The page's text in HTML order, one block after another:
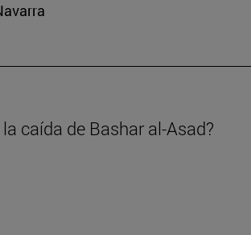
caída de Bashar al-Asad?